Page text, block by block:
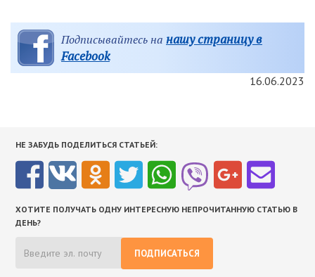
Подписывайтесь на нашу страницу в
Facebook
16.06.2023
НЕ ЗАБУДЬ ПОДЕЛИТЬСЯ СТАТЬЕЙ:
ХОТИТЕ ПОЛУЧАТЬ ОДНУ ИНТЕРЕСНУЮ НЕПРОЧИТАННУЮ СТАТЬЮ В
ДЕНЬ?
ПОДПИСАТЬСЯ